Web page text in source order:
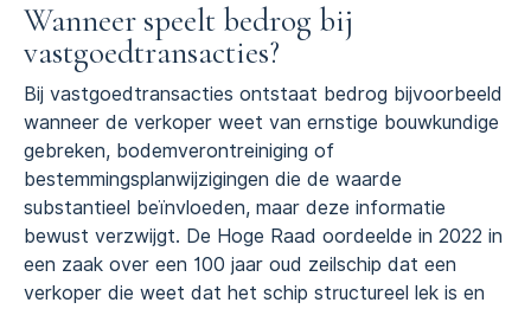
Wanneer speelt bedrog bij
vastgoedtransacties?
Bij vastgoedtransacties ontstaat bedrog bijvoorbeeld
wanneer de verkoper weet van ernstige bouwkundige
gebreken, bodemverontreiniging of
bestemmingsplanwijzigingen die de waarde
substantieel beïnvloeden, maar deze informatie
bewust verzwijgt. De Hoge Raad oordeelde in 2022 in
een zaak over een 100 jaar oud zeilschip dat een
verkoper die weet dat het schip structureel lek is en